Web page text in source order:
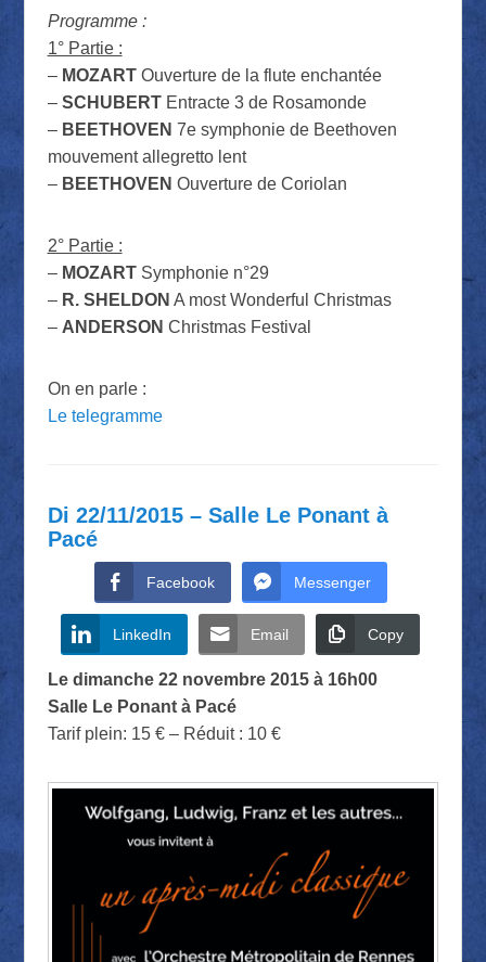
Programme :
1° Partie :
– MOZARTOuverture de la flute enchantée
– SCHUBERTEntracte 3 de Rosamonde
– BEETHOVEN 7e symphonie de Beethoven
mouvement allegretto lent
– BEETHOVEN Ouverture de Coriolan
2° Partie :
– MOZARTSymphonie n°29
– R. SHELDON A most Wonderful Christmas
– ANDERSON Christmas Festival
On en parle :
Le telegramme
Di 22/11/2015 – Salle Le Ponant à
Pacé
Facebook Messenger
LinkedIn Email Copy
Le dimanche 22 novembre 2015 à 16h00
Salle Le Ponant à Pacé
Tarif plein: 15 € – Réduit : 10 €